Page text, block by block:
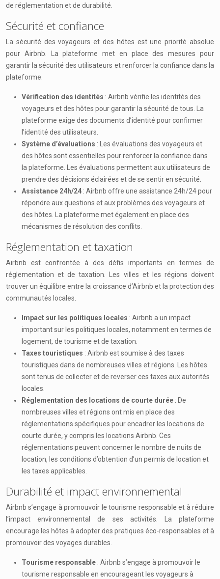
de réglementation et de durabilité.
Sécurité et confiance
La sécurité des voyageurs et des hôtes est une priorité absolue
pour Airbnb. La plateforme met en place des mesures pour
garantir la sécurité des utilisateurs et renforcer la confiance dans la
plateforme.
Vérification des identités : Airbnb vérifie les identités des
voyageurs et des hôtes pour garantir la sécurité de tous. La
plateforme exige des documents d’identité pour confirmer
l’identité des utilisateurs.
Système d’évaluations : Les évaluations des voyageurs et
des hôtes sont essentielles pour renforcer la confiance dans
la plateforme. Les évaluations permettent aux utilisateurs de
prendre des décisions éclairées et de se sentir en sécurité.
Assistance 24h/24 : Airbnb offre une assistance 24h/24 pour
répondre aux questions et aux problèmes des voyageurs et
des hôtes. La plateforme met également en place des
mécanismes de résolution des conflits.
Réglementation et taxation
Airbnb est confrontée à des défis importants en termes de
réglementation et de taxation. Les villes et les régions doivent
trouver un équilibre entre la croissance d’Airbnb et la protection des
communautés locales.
Impact sur les politiques locales : Airbnb a un impact
important sur les politiques locales, notamment en termes de
logement, de tourisme et de taxation.
Taxes touristiques : Airbnb est soumise à des taxes
touristiques dans de nombreuses villes et régions. Les hôtes
sont tenus de collecter et de reverser ces taxes aux autorités
locales.
Réglementation des locations de courte durée : De
nombreuses villes et régions ont mis en place des
réglementations spécifiques pour encadrer les locations de
courte durée, y compris les locations Airbnb. Ces
réglementations peuvent concerner le nombre de nuits de
location, les conditions d’obtention d’un permis de location et
les taxes applicables.
Durabilité et impact environnemental
Airbnb s’engage à promouvoir le tourisme responsable et à réduire
l’impact environnemental de ses activités. La plateforme
encourage les hôtes à adopter des pratiques éco-responsables et à
promouvoir des voyages durables.
Tourisme responsable : Airbnb s’engage à promouvoir le
tourisme responsable en encourageant les voyageurs à